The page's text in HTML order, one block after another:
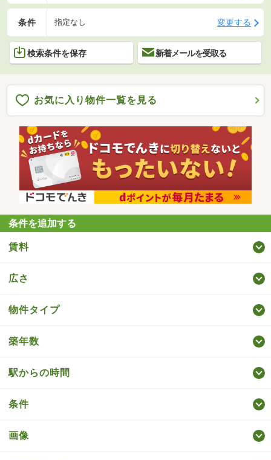
条件 指定なし 変更する
検索条件を保存 新着メールを受取る
お気に入り物件一覧を見る
条件を追加する
賃料
広さ
物件タイプ
築年数
駅からの時間
条件
画像